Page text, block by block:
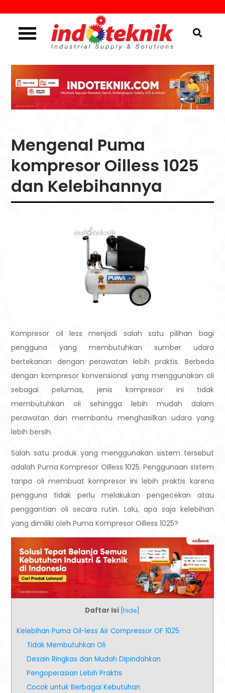
content
Seputar Teknik, Safety,
ATK & Industri
Mengenal Puma
kompresor Oilless 1025
dan Kelebihannya
Kompresor oil less menjadi salah satu pilihan bagi
pengguna yang membutuhkan sumber udara
bertekanan dengan perawatan lebih praktis. Berbeda
dengan kompresor konvensional yang menggunakan oli
sebagai pelumas, jenis kompresor ini tidak
membutuhkan oli sehingga lebih mudah dalam
perawatan dan membantu menghasilkan udara yang
lebih bersih.
Salah satu produk yang menggunakan sistem tersebut
adalah Puma Kompresor Oilless 1025. Penggunaan sistem
tanpa oli membuat kompresor ini lebih praktis karena
pengguna tidak perlu melakukan pengecekan atau
penggantian oli secara rutin. Lalu, apa saja kelebihan
yang dimiliki oleh Puma Kompresor Oilless 1025?
Daftar Isi [hide
Kelebihan Puma Oil-less Air Compressor OF 1025
Tidak Membutuhkan Oli
Desain Ringkas dan Mudah Dipindahkan
Pengoperasian Lebih Praktis
Cocok untuk Berbagai Kebutuhan